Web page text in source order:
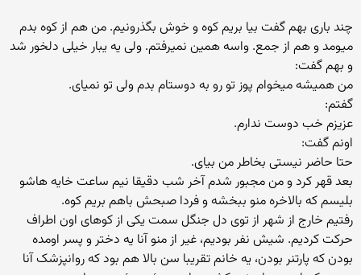
چند باری بهم گفت بیا بریم کوه و خوش بگذرونیم. من هم از کوه بدم
میومد و هم از جمع. واسه همین نمیرفتم. ولی یه یبار خیلی دلخور شد
و بهم گفت:
من همیشه میخوام پوز تو رو به دوستام بدم ولی تو نمیای.
گفتم:
عزیزم خب دوست ندارم.
اونم گفت:
حتا حاضر نیستی بخاطر من بیای.
بعد قهر کرد و من مجبور شدم آخر شب دقیقا نیم ساعت خایه هاشو
بلیسم که بالاخره منو ببخشه و فردا صبحش باهم بریم کوه.
رفتیم خارج از شهر از توی دل جنگل سمت یکی از کوهای اون اطراف
حرکت کردیم. شیش نفر بودیم، غیر از منو آنا یه دختر و پسر اومده
بودن که پارتنر بودن، یه خانم تقریبا سن بالا هم بود که روانپزشک آنا